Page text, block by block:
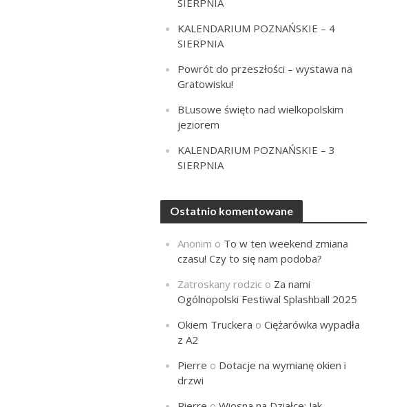
KALENDARIUM POZNAŃSKIE – 4
SIERPNIA
Powrót do przeszłości – wystawa na
Gratowisku!
BLusowe święto nad wielkopolskim
jeziorem
KALENDARIUM POZNAŃSKIE – 3
SIERPNIA
Ostatnio komentowane
Anonim o To w ten weekend zmiana
czasu! Czy to się nam podoba?
Zatroskany rodzic o Za nami
Ogólnopolski Festiwal Splashball 2025
Okiem Truckera oCiężarówka wypadła
z A2
Pierre o Dotacje na wymianę okien i
drzwi